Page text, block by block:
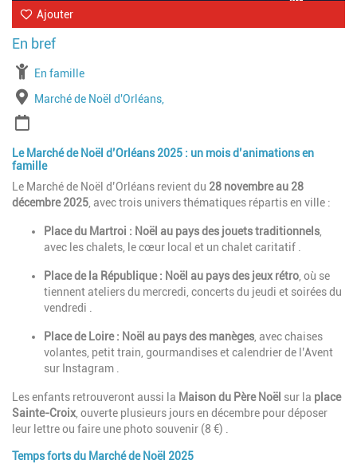
Ajouter
À partir de
En famille
Lieu
Marché de Noël d'Orléans,
Le Marché de Noël d’Orléans 2025 : un mois d’animations en
famille
Le Marché de Noël d’Orléans revient du 28 novembre au 28
décembre 2025 , avec trois univers thématiques répartis en ville :
Place du Martroi : Noël au pays des jouets traditionnels
avec les chalets, le cœur local et un chalet caritatif .
Place de la République : Noël au pays des jeux rétro , où se
tiennent ateliers du mercredi, concerts du jeudi et soirées du
vendredi .
Place de Loire : Noël au pays des manèges , avec chaises
volantes, petit train, gourmandises et calendrier de l’Avent
sur Instagram .
Les enfants retrouveront aussi la Maison du Père Noël sur la place
Sainte-Croix , ouverte plusieurs jours en décembre pour déposer
leur lettre ou faire une photo souvenir (8 €) .
Temps forts du Marché de Noël 2025